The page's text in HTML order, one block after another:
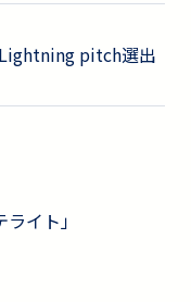
pitch選出
イト」